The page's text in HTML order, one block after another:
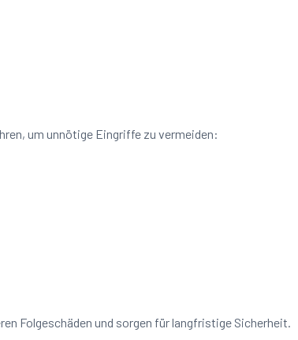
um unnötige Eingriffe zu vermeiden:
Folgeschäden und sorgen für langfristige Sicherheit.